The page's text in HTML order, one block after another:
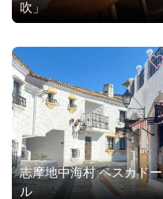
吹」
志摩地中海村 ペスカドー
ル